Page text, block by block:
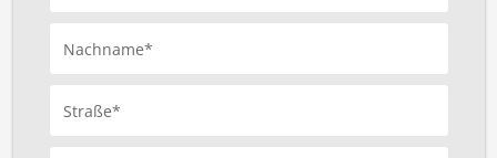
Nachname*
Straße*